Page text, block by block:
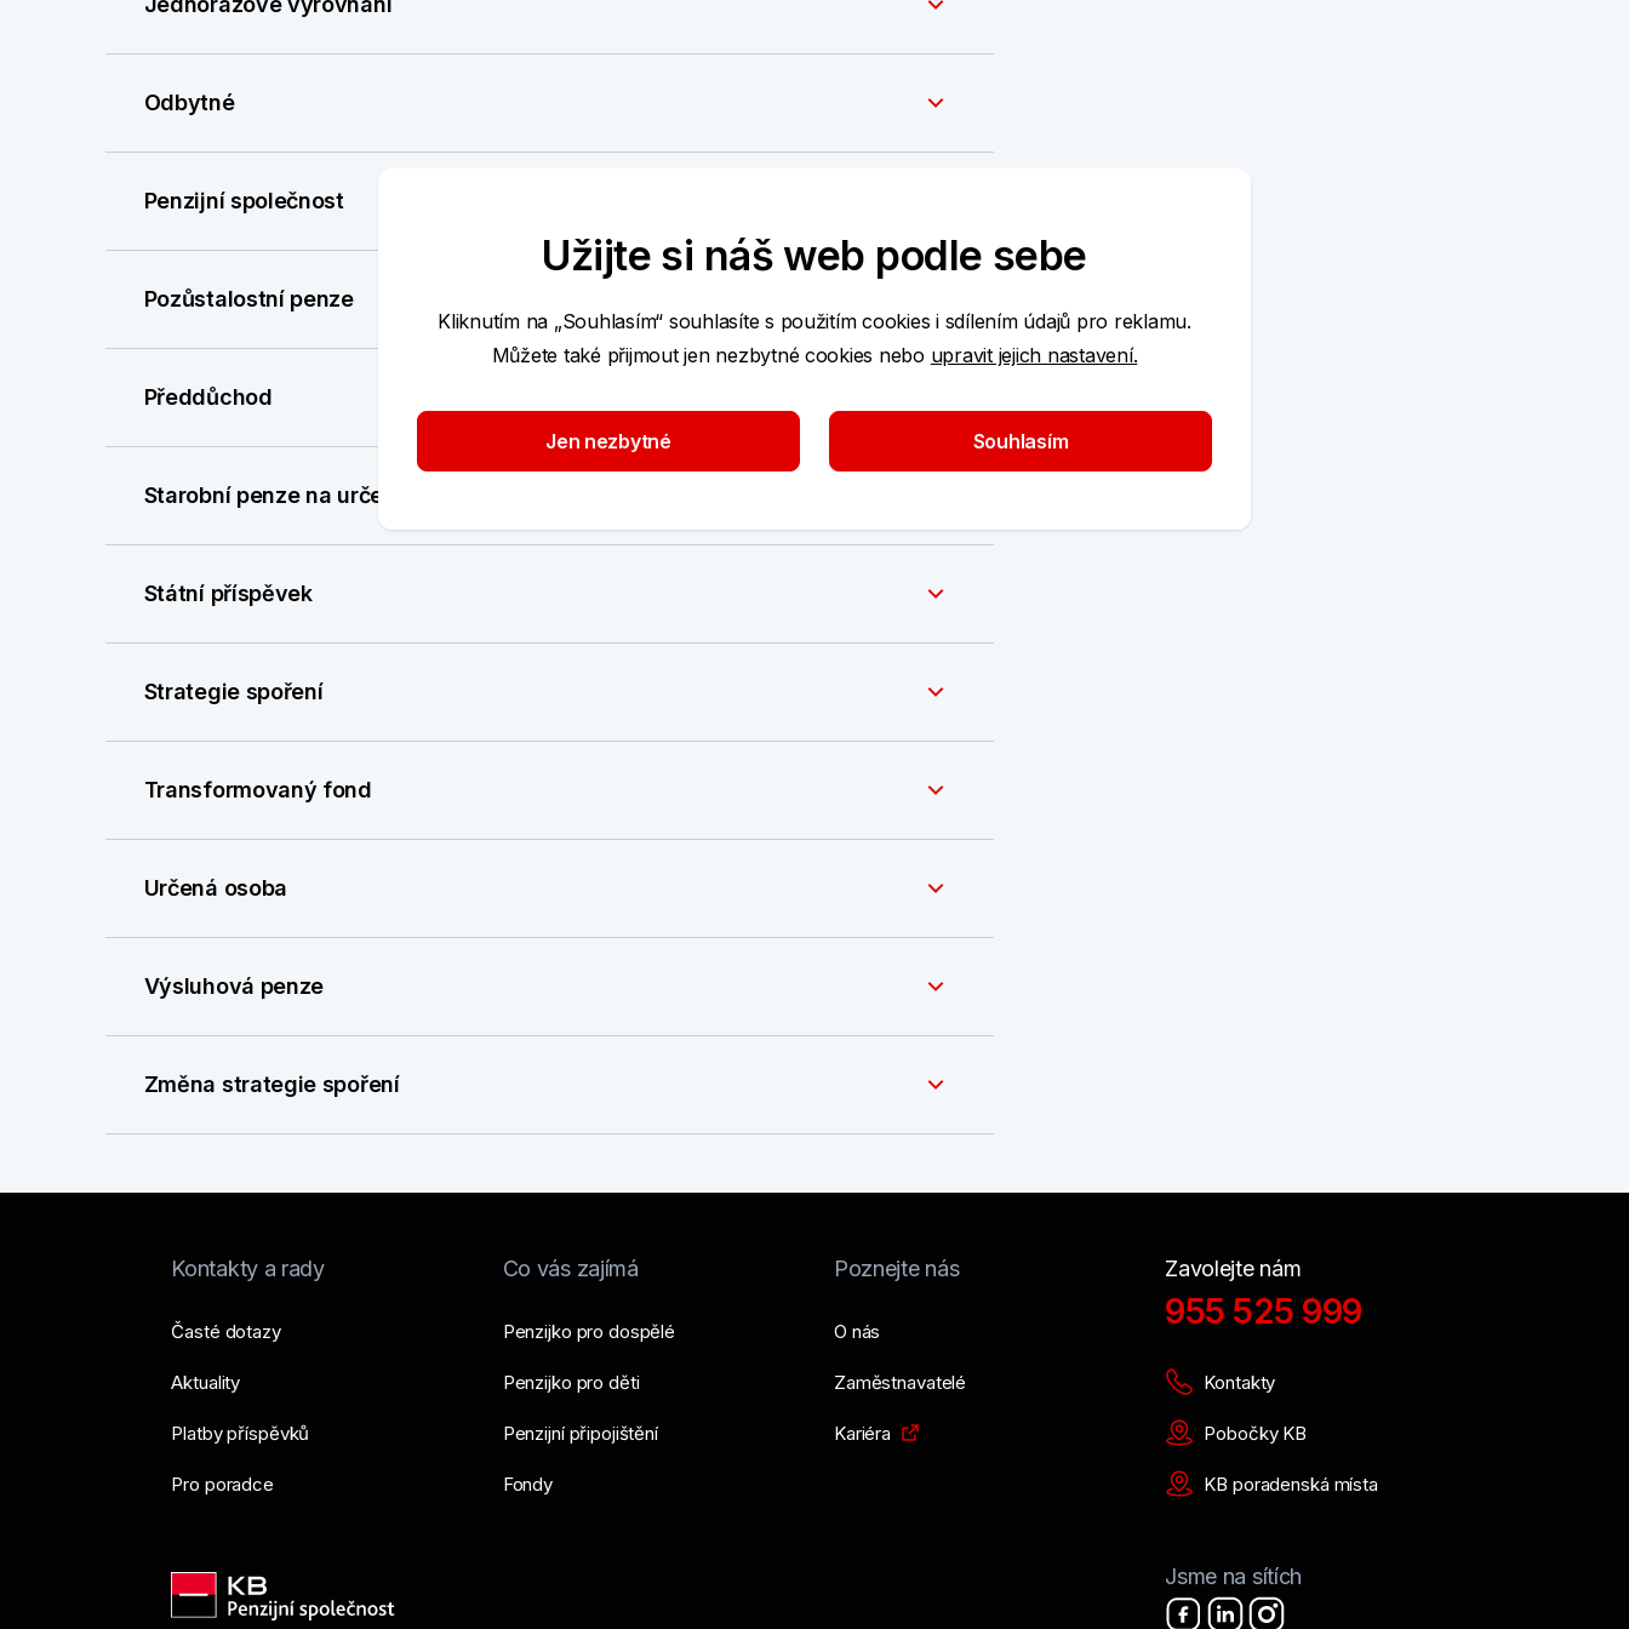
Odbytné
Penzijní společnost
Pozůstalostní penze
Předdůchod
Starobní penze na určenou dobu (min. 3 roky)
Státní příspěvek
Strategie spoření
Transformovaný fond
Určená osoba
Výsluhová penze
Změna strategie spoření
Kontakty a rady
Časté dotazy
Aktuality
Platby příspěvků
Pro poradce
Co vás zajímá
Penzijko pro dospělé
Penzijko pro děti
Penzijní připojištění
Fondy
Poznejte nás
O nás
Zaměstnavatelé
Kariéra
Zavolejte nám
955 525 999
Kontakty
Pobočky KB
KB poradenská místa
Jsme na sítích
Užijte si náš web podle sebe
Kliknutím na „Souhlasím“ souhlasíte s použitím cookies i sdílením údajů pro reklamu.
Můžete také přijmout jen nezbytné cookies nebo upravit jejich nastavení.
Jen nezbytné Souhlasím